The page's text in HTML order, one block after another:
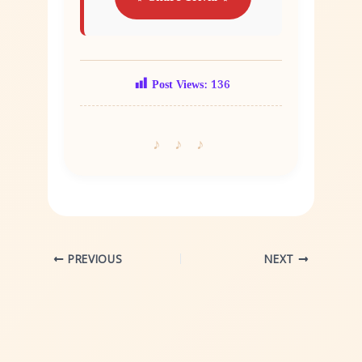
Post Views: 136
PREVIOUS NEXT